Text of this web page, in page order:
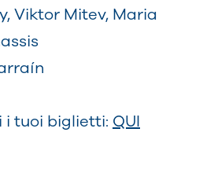
Viktor Mitev, Maria
i tuoi biglietti: QUI